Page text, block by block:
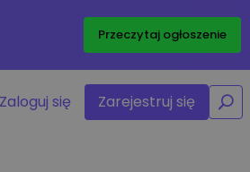
Przeczytaj ogłoszenie
Zaloguj się Zarejestruj się
/